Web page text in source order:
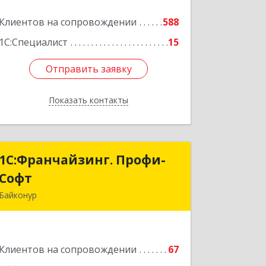
Клиентов на сопровождении
588
1С:Специалист
15
Отправить заявку
Показать контакты
Подробнее
Отправить заявку
Назад
1С:Франчайзинг. Профи-
Софт
Байконур
Клиентов на сопровождении
67
1С:Франчайзинг. Профи-
Подробнее